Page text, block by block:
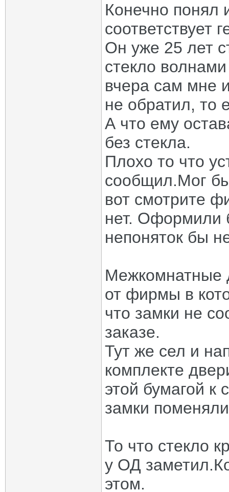
Конечно понял
соответствует
Он уже 25 лет
стекло
вчера сам мне
не обратил, то
А что ему
без стекла.
Плохо то что
сообщил.Мог бы
вот смотрите
нет. Оформили
непоняток бы
Межкомнатные
от фирмы в
что замки не
заказе.
Тут же сел и
комплекте
этой бумагой к
замки
То что стекло
у ОД
этом.